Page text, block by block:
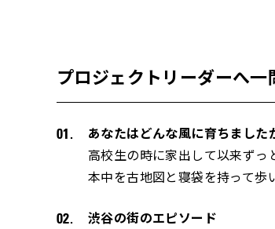
プロジェクトリーダーへ一
あなたはどんな風に育ちました
高校生の時に家出して以来ずっ
本中を古地図と寝袋を持って歩
渋谷の街のエピソード